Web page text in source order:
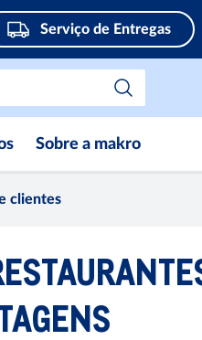
Serviço de Entregas
Sobre a makro
clientes